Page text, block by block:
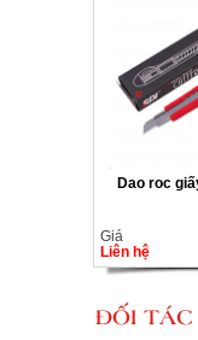
Dao roc
Giá
Liên hệ
ĐỐI TÁC